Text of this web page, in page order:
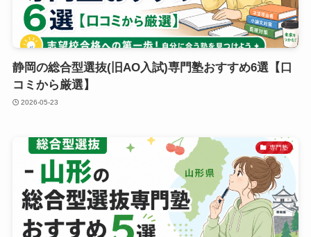
静岡の総合型選抜(旧AO入試)専門塾おすすめ6選【口
コミから厳選】
2026-05-23
専門塾